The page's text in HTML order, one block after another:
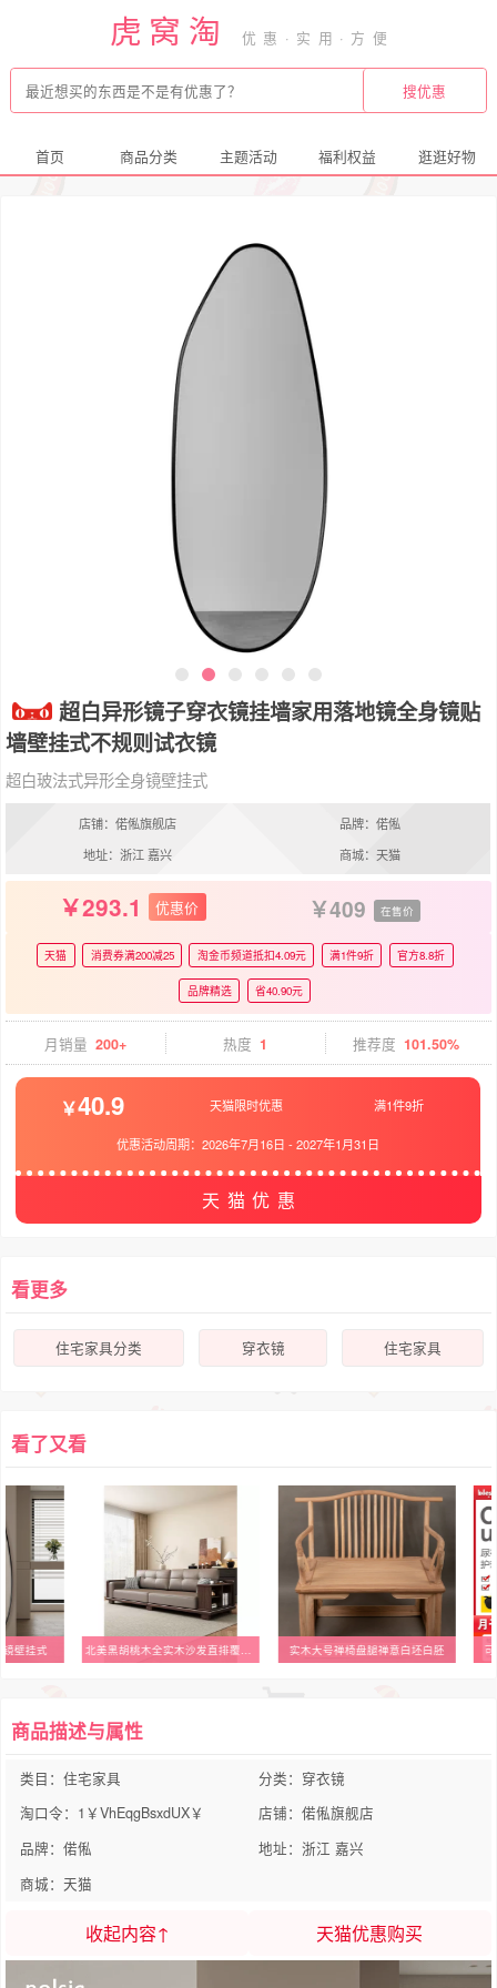
虎窝淘
首页 商品分类 主题活动 福利权益 逛逛好物
超白异形镜子穿衣镜挂墙家用落地镜全身镜贴
墙壁挂式不规则试衣镜
超白玻法式异形全身镜壁挂式
店铺：偌俬旗舰店
品牌：偌俬
地址：浙江 嘉兴
商城：天猫
293.1 优惠价 409 在售价
天猫 消费券满200减25 淘金币频道抵扣4.09元 满1件9折 官方8.8折
品牌精选 省40.90元
月销量 200+ 热度 1 推荐度 101.50%
40.9 天猫限时优惠 满1件9折
优惠活动周期：2026年7月16日 -2027年1月31日
天猫优惠
看更多
住宅家具分类 穿衣镜 住宅家具
看了又看
壁挂式 北美黑胡桃木全实木沙发直排覆古客厅大小户型家用真皮沙发四人位 实木大号禅椅盘腿禅意白坯白胚
商品描述与属性
类目：住宅家具
分类：穿衣镜
淘口令：1￥VhEqgBsxdUX￥
店铺：偌俬旗舰店
品牌：偌俬
地址：浙江 嘉兴
商城：天猫
收起内容↑ 天猫优惠购买